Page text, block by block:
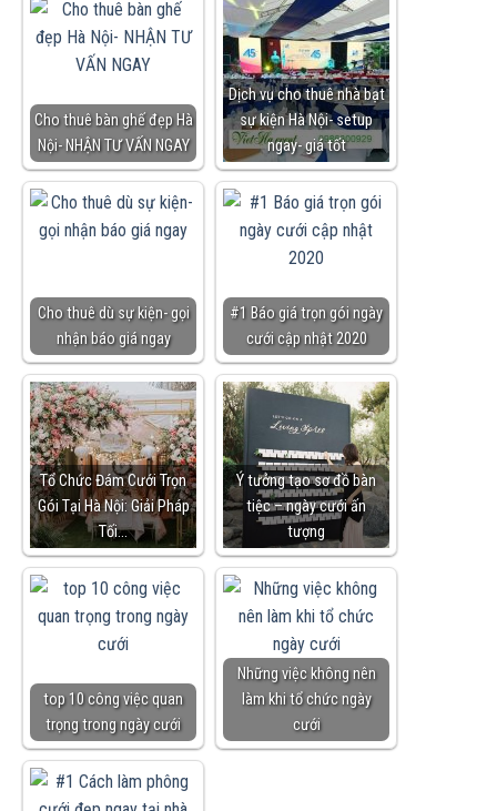
Cho thuê bàn ghế đẹp Hà
Nội- NHẬN TƯ VẤN NGAY
Dịch vụ cho thuê nhà bạt
sự kiện Hà Nội- setup
ngay- giá tốt
Cho thuê dù sự kiện- gọi
nhận báo giá ngay
#1 Báo giá trọn gói ngày
cưới cập nhật 2020
Tổ Chức Đám Cưới Trọn
Gói Tại Hà Nội: Giải Pháp
Tối…
Ý tưởng tạo sơ đồ bàn
tiệc – ngày cưới ấn
tượng
top 10 công việc quan
trọng trong ngày cưới
Những việc không nên
làm khi tổ chức ngày
cưới